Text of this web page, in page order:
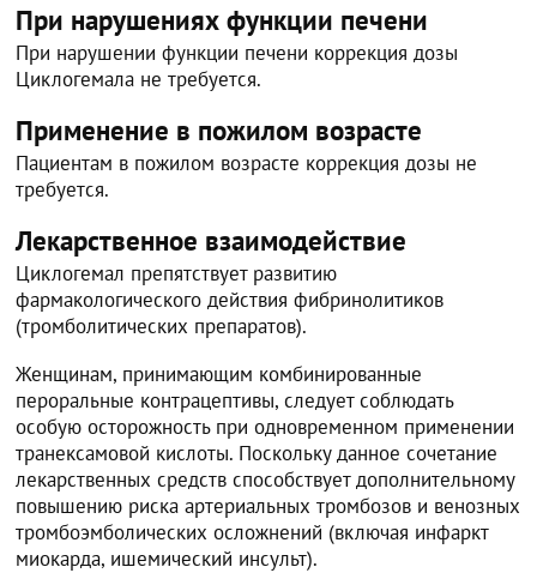
При нарушениях функции печени
При нарушении функции печени коррекция дозы
Циклогемала не требуется.
Применение в пожилом возрасте
Пациентам в пожилом возрасте коррекция дозы не
требуется.
Лекарственное взаимодействие
Циклогемал препятствует развитию
фармакологического действия фибринолитиков
(тромболитических препаратов).
Женщинам, принимающим комбинированные
пероральные контрацептивы, следует соблюдать
особую осторожность при одновременном применении
транексамовой кислоты. Поскольку данное сочетание
лекарственных средств способствует дополнительному
повышению риска артериальных тромбозов и венозных
тромбоэмболических осложнений (включая инфаркт
миокарда, ишемический инсульт).